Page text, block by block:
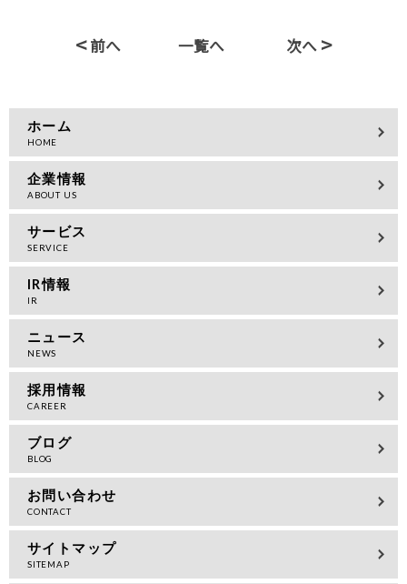
<前へ 一覧へ 次へ >
ホーム
企業情報
サービス
IR情報
ニュース
採用情報
ブログ
お問い合わせ
サイトマップ